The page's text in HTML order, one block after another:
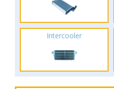
Intercooler